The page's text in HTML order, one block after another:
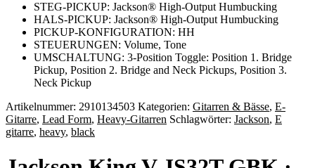
STEG-PICKUP: Jackson® High-Output Humbucking
HALS-PICKUP: Jackson® High-Output Humbucking
PICKUP-KONFIGURATION: HH
STEUERUNGEN: Volume, Tone
UMSCHALTUNG: 3-Position Toggle: Position 1. Bridge
Pickup, Position 2. Bridge and Neck Pickups, Position 3.
Neck Pickup
Artikelnummer: 2910134503 Kategorien: Gitarren & Bässe, E-
Gitarre, Lead Form, Heavy-Gitarren Schlagwörter: Jackson, E
gitarre, heavy, black